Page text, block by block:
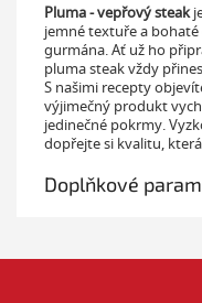
Pluma - vepřový steak
jemné textuře a
gurmána. Ať už ho
pluma steak vždy
S našimi recepty
výjimečný produkt
jedinečné pokrmy.
dopřejte si kvalitu,
Doplňkové